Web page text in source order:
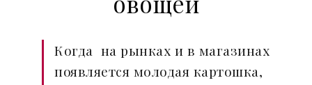
Когда на рынках и в магазинах
появляется молодая картошка,